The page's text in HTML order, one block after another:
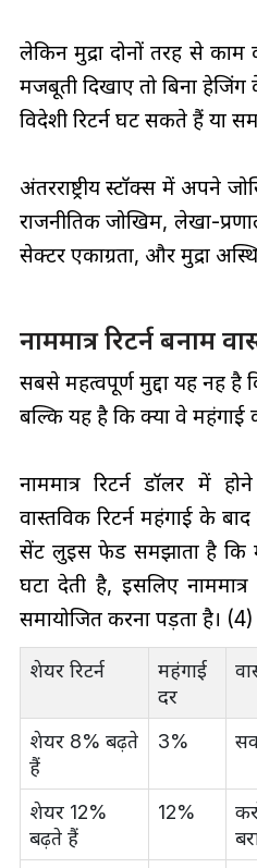
लेकिन मुद्रा दोनों तरह से
मजबूती दिखाए तो बिना
विदेशी रिटर्न घट सकते हैं या
अंतरराष्ट्रीय स्टॉक्स में अपने
राजनीतिक जोखिम, लेखा-
सेक्टर एकाग्रता, और मुद्रा
नाममात्र रिटर्न बनाम
सबसे महत्वपूर्ण मुद्दा यह नहीं है
बल्कि यह है कि क्या वे महंगाई
नाममात्र रिटर्न डॉलर में
वास्तविक रिटर्न महंगाई के
सेंट लुइस फेड समझाता है कि
घटा देती है, इसलिए
समायोजित करना पड़ता है। (4)
शेयर रिटर्न
महंगाई
दर
शेयर 8% बढ़ते
हैं
3%
शेयर 12%
बढ़ते हैं
12%